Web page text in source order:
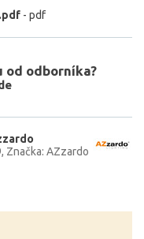
- pdf
od odborníka?
Značka: AZzardo